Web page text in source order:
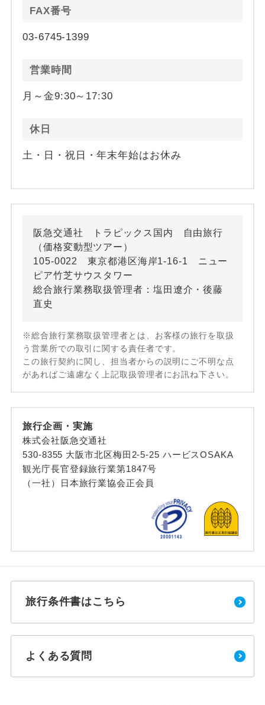
FAX番号
03-6745-1399
営業時間
月～金9:30～17:30
休日
土・日・祝日・年末年始はお休み
阪急交通社 トラピックス国内 自由旅行
（価格変動型ツアー）
105-0022 東京都港区海岸1-16-1 ニュー
ピア竹芝サウスタワー
総合旅行業務取扱管理者：塩田遼介・後藤
直史
※総合旅行業務取扱管理者とは、お客様の旅行を取扱
う営業所での取引に関する責任者です。
この旅行契約に関し、担当者からの説明にご不明な点
があればご遠慮なく上記取扱管理者にお訊ね下さい。
旅行企画・実施
株式会社阪急交通社
530-8355 大阪市北区梅田2-5-25 ハービスOSAKA
観光庁長官登録旅行業第1847号
（一社）日本旅行業協会正会員
旅行条件書はこちら
よくある質問